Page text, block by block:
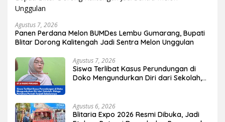
Agustus 7, 2026
Panen Perdana Melon BUMDes Lembu Gumarang, Bupati
Blitar Dorong Kalitengah Jadi Sentra Melon Unggulan
Agustus 7, 2026
Siswa Terlibat Kasus Perundungan di
Doko Mengundurkan Diri dari Sekolah,
Agustus 6, 2026
Blitaria Expo 2026 Resmi Dibuka, Jadi